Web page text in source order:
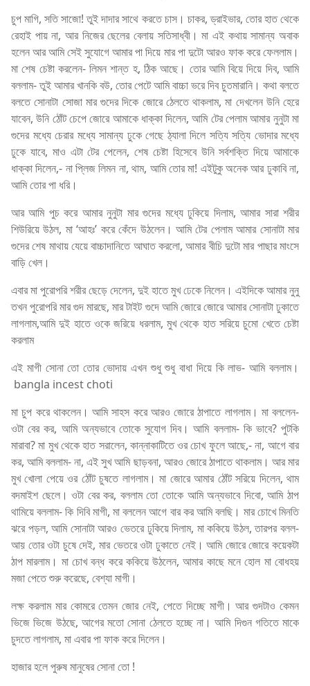
চুপ মাগি, সতি সাজো! তুই দাদার সাথে করতে চাস। চাকর, ড্রাইভার, তোর হাত থেকে
রেহাই পায় না, আর নিজের ছেলের বেলায় সতিসাধ্বী। মা এই কথায় সামান্য অবাক
হলেন আর আমি সেই সুযোগে আমার পা দিয়ে মার পা দুটো আরও ফাক করে ফেললাম।
মা শেষ চেষ্টা করলেন- লিমন শান্ত হ, ঠিক আছে। তোর আমি বিয়ে দিয়ে দিব, আমি
বললাম- তুই আমার খানকি বউ, তোর পেটে আমি বাচ্চা ভরে দিব চুতমারানি। কথা বলতে
বলতে সোনাটা সোজা মার গুদের দিকে জোরে ঠেলতে থাকলাম, মা দেখলেন উনি হেরে
যাবেন, উনি ঠোঁট চেপে জোরে আমাকে ধাক্কা দিলেন, আমি টের পেলাম আমার নুনুটা মা
গুদের মধ্যে চেরার মধ্যে সামান্য ঢুকে গেছে ঠ্যালা দিলে সত্যি সত্যি ভোদার মধ্যে
ঢুকে যাবে, মাও এটা টের পেলেন, শেষ চেষ্টা হিসেবে উনি সর্বশক্তি দিয়ে আমাকে
ধাক্কা দিলেন,- না প্লিজ লিমন না, থাম, আমি তোর মা! এইটুকু অনেক আর ঢুকাবি না,
আমি তোর পা ধরি।
আর আমি পুচ করে আমার নুনুটা মার গুদের মধ্যে ঢুকিয়ে দিলাম, আমার সারা শরীর
শিউরিয়ে উঠল, মা ‘আহঃ’ করে কেঁদে উঠলেন। আমি টের পেলাম আমার সোনাটা মার
গুদের শেষ মাথায় যেয়ে বাচ্চাদানিতে আঘাত করলো, আমার বীচি দুটো মার পাছার মাংসে
বাড়ি খেল।
এবার মা পুরোপরি শরীর ছেড়ে দেলেন, দুই হাতে মুখ ঢেকে নিলেন। এইদিকে আমার নুনু
তখন পুরোপরি মার গুদ মারছে, মার টাইট গুদে আমি জোরে জোরে আমার সোনাটা ঢুকাতে
লাগলাম,আমি দুই হাতে ওকে জরিয়ে ধরলাম, মুখ থেকে হাত সরিয়ে চুমো খেতে চেষ্টা
করলাম
এই মাগী সোনা তো তোর ভোদায় এখন শুধু শুধু বাধা দিয়ে কি লাভ- আমি বললাম।
bangla incest choti
মা চুপ করে থাকলেন। আমি সাহস করে আরও জোরে ঠাপাতে লাগলাম। মা বললেন-
ওটা বের কর, আমি অন্যভাবে তোকে সুযোগ দিব। আমি বললাম- কি ভাবে? পুটকি
মারাবা? মা মুখ থেকে হাত সরালেন, কান্নাকাটিতে ওর চোখ ফুলে আছে,- না, আগে বার
কর, আমি বললাম- না, এই সুখ আমি ছাড়বনা, আরও জোরে ঠাপাতে থাকলাম। আর মার
মুখ খোলা পেয়ে ওর ঠোঁট চুষতে লাগলাম। মা জোরে আমার ঠোঁট সরিয়ে দিলেন, থাম
বদমাইশ ছেলে। ওটা বের কর, বললাম তো তোকে আমি অন্যভাবে দিবো, আমি ঠাপ
থামিয়ে বললাম- কি দিবি মাগী, মা বললেন আগে বার কর আমি বলছি। মার চোখে মিনতি
ঝরে পড়ল, আমি সোনাটা আরও ভেতরে ঢুকিয়ে দিলাম, মা ককিয়ে উঠল, তারপর বলল-
আয় তোর ওটা চুষে দেই, মার ভেতরে ওটা ঢুকাতে নেই। আমি জোরে জোরে কয়েকটা
ঠাপ মারলাম। মা চোখ বন্ধ করে ককিয়ে উঠলেন, আমার কাছে মনে হোল মা বোধহয়
মজা পেতে শুরু করেছে, বেশ্যা মাগী।
লক্ষ করলাম মার কোমরে তেমন জোর নেই, পেতে দিচ্ছে মাগী। আর গুদটাও কেমন
ভিজে ভিজে উঠছে, আগের মতো সোনা ঠেলতে হচ্ছে না। আমি দিগুন গতিতে মাকে
চুদতে লাগলাম, মা এবার পা ফাক করে দিলেন।
হাজার হলে পুরুষ মানুষের সোনা তো !